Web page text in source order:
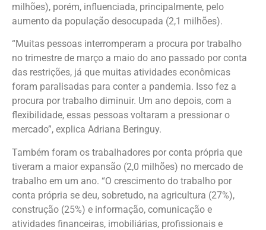
milhões), porém, influenciada, principalmente, pelo
aumento da população desocupada (2,1 milhões).
“Muitas pessoas interromperam a procura por trabalho
no trimestre de março a maio do ano passado por conta
das restrições, já que muitas atividades econômicas
foram paralisadas para conter a pandemia. Isso fez a
procura por trabalho diminuir. Um ano depois, com a
flexibilidade, essas pessoas voltaram a pressionar o
mercado”, explica Adriana Beringuy.
Também foram os trabalhadores por conta própria que
tiveram a maior expansão (2,0 milhões) no mercado de
trabalho em um ano. “O crescimento do trabalho por
conta própria se deu, sobretudo, na agricultura (27%),
construção (25%) e informação, comunicação e
atividades financeiras, imobiliárias, profissionais e